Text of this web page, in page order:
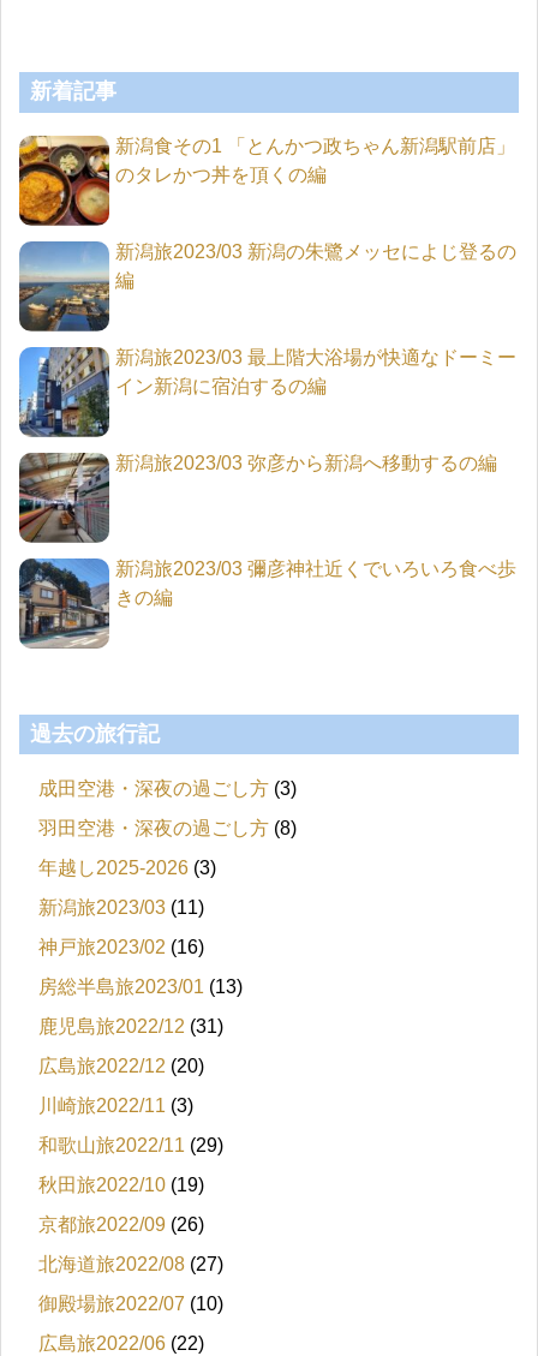
新着記事
新潟食その1 「とんかつ政ちゃん新潟駅前店」
のタレかつ丼を頂くの編
新潟旅2023/03 新潟の朱鷺メッセによじ登るの
編
新潟旅2023/03 最上階大浴場が快適なドーミー
イン新潟に宿泊するの編
新潟旅2023/03 弥彦から新潟へ移動するの編
新潟旅2023/03 彌彦神社近くでいろいろ食べ歩
きの編
過去の旅行記
成田空港・深夜の過ごし方 (3)
羽田空港・深夜の過ごし方 (8)
年越し2025-2026 (3)
新潟旅2023/03 (11)
神戸旅2023/02 (16)
房総半島旅2023/01 (13)
鹿児島旅2022/12 (31)
広島旅2022/12 (20)
川崎旅2022/11 (3)
和歌山旅2022/11 (29)
秋田旅2022/10 (19)
京都旅2022/09 (26)
北海道旅2022/08 (27)
御殿場旅2022/07 (10)
広島旅2022/06 (22)